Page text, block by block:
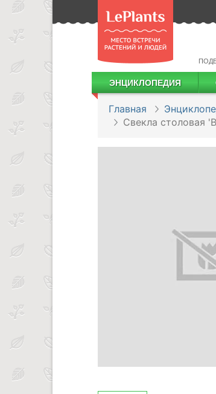
ЭНЦИКЛОПЕДИЯ
Главная
Свекла столовая